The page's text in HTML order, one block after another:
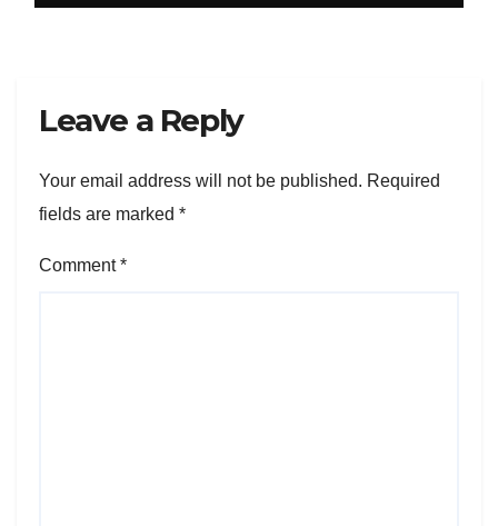
Leave a Reply
Your email address will not be published. Required
fields are marked *
Comment*